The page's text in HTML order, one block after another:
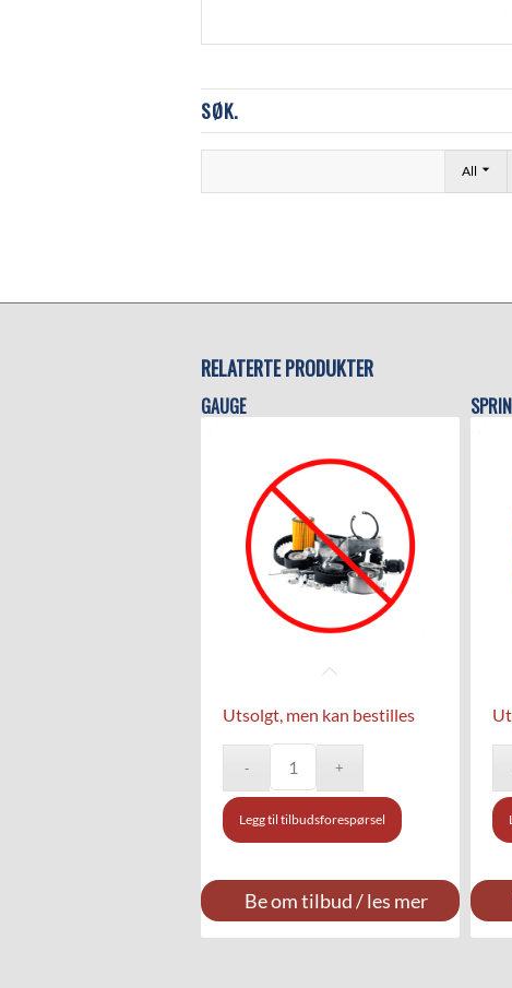
SØK.
All
RELATERTE PRODUKTER
GAUGE
Utsolgt, men kan bestilles
Legg til tilbudsforespørsel
Be om tilbud / les mer